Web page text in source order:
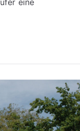
eine